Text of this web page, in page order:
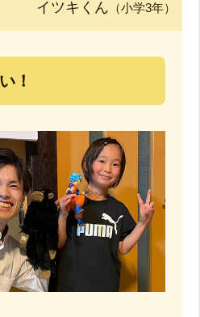
イツキくん （小学3年）
！